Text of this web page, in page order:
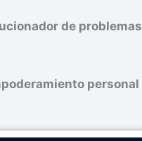
de problemas
personal